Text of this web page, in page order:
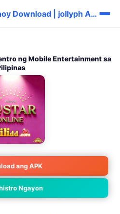
🔥 jollyph Tropa Pinoy Download | jollyph Authentic Sulit Login ⭐
ng Mobile Entertainment sa
ang APK
Ngayon